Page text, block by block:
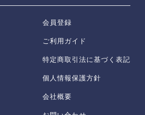
会員登録
ご利用ガイド
特定商取引法に基づく表記
個人情報保護方針
会社概要